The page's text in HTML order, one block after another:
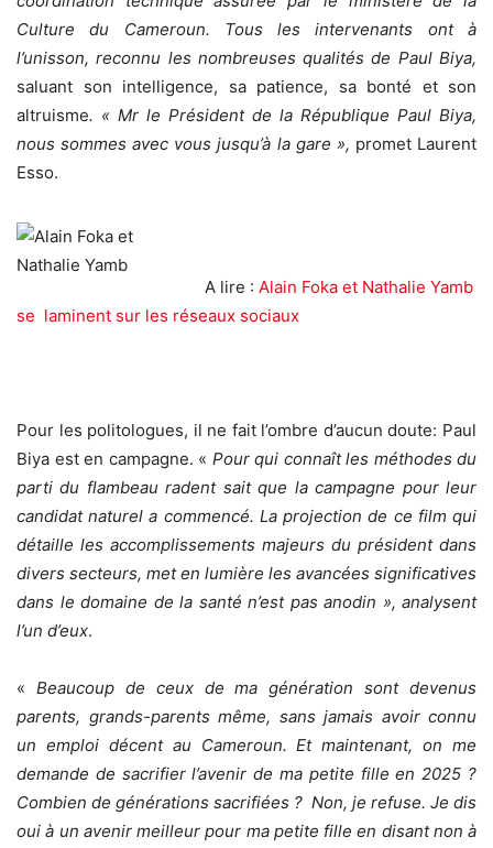
Culture du Cameroun. Tous les intervenants ont à
l’unisson, reconnu les nombreuses qualités de Paul Biya,
saluant son intelligence, sa patience, sa bonté et son
altruisme. « Mr le Président de la République Paul Biya,
nous sommes avec vous jusqu’à la gare », promet Laurent
Esso.
A lire : Alain Foka et Nathalie Yamb
se laminent sur les réseaux sociaux
Pour les politologues, il ne fait l’ombre d’aucun doute: Paul
Biya est en campagne. « Pour qui connaît les méthodes du
parti du flambeau radent sait que la campagne pour leur
candidat naturel a commencé. La projection de ce film qui
détaille les accomplissements majeurs du président dans
divers secteurs, met en lumière les avancées significatives
dans le domaine de la santé n’est pas anodin », analysent
l’un d’eux.
« Beaucoup de ceux de ma génération sont devenus
parents, grands-parents même, sans jamais avoir connu
un emploi décent au Cameroun. Et maintenant, on me
demande de sacrifier l’avenir de ma petite fille en 2025 ?
Combien de générations sacrifiées ? Non, je refuse. Je dis
oui à un avenir meilleur pour ma petite fille en disant non à